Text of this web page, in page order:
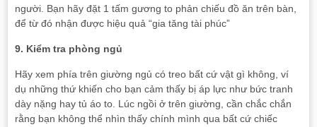
người. Bạn hãy đặt 1 tấm gương to phản chiếu đồ ăn trên bàn,
để từ đó nhận được hiệu quả “gia tăng tài phúc”
9. Kiểm tra phòng ngủ
Hãy xem phía trên giường ngủ có treo bất cứ vật gì không, ví
dụ những thứ khiến cho bạn cảm thấy bị áp lực như bức tranh
dày nặng hay tủ áo to. Lúc ngồi ở trên giường, cần chắc chắn
rằng bạn không thể nhìn thấy chính mình qua bất cứ chiếc